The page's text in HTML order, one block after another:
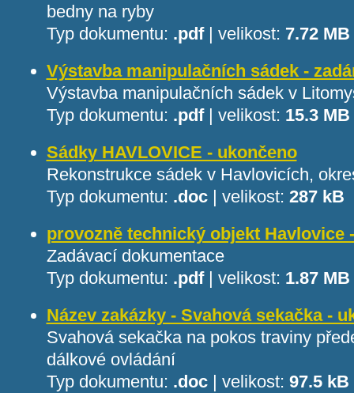
bedny na ryby
Typ dokumentu: .pdf | velikost: 7.72 MB
Výstavba manipulačních sádek -
Výstavba manipulačních sádek v
Typ dokumentu: .pdf | velikost: 15.3 MB
Sádky HAVLOVICE - ukončeno
Rekonstrukce sádek v Havlovicích,
Typ dokumentu: .doc | velikost: 287 kB
provozně technický objekt Havlovice
Zadávací dokumentace
Typ dokumentu: .pdf | velikost: 1.87 MB
Název zakázky - Svahová sekačka -
Svahová sekačka na pokos traviny
dálkové ovládání
Typ dokumentu: .doc velikost: 97.5 kB